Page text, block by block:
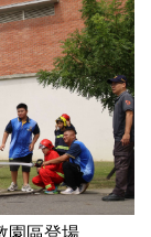
園區登場